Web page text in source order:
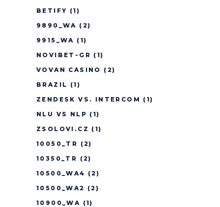
BETIFY (1)
9890_WA (2)
9915_WA (1)
NOVIBET-GR (1)
VOVAN CASINO (2)
BRAZIL (1)
ZENDESK VS. INTERCOM (1)
NLU VS NLP (1)
ZSOLOVI.CZ (1)
10050_TR (2)
10350_TR (2)
10500_WA4 (2)
10500_WA2 (2)
10900_WA (1)